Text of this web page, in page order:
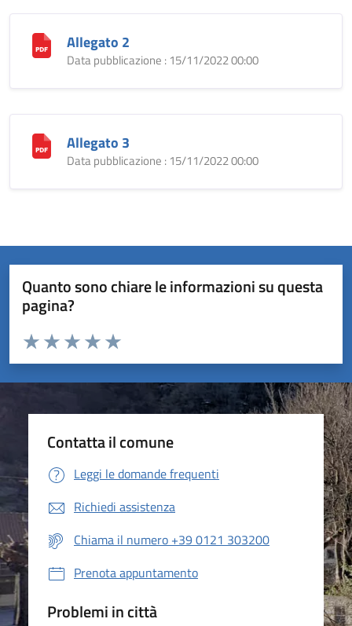
Allegato 2
Data pubblicazione : 15/11/2022 00:00
Allegato 3
Data pubblicazione : 15/11/2022 00:00
Quanto sono chiare le informazioni su questa
pagina?
Valuta da 1 a 5 stelle la pagina
Valuta 5 stelle su 5
Valuta 4 stelle su 5
Valuta 3 stelle su 5
Valuta 2 stelle su 5
Valuta 1 stelle su 5
Contatta il comune
Leggi le domande frequenti
Richiedi assistenza
Chiama il numero +39 0121 303200
Prenota appuntamento
Problemi in città